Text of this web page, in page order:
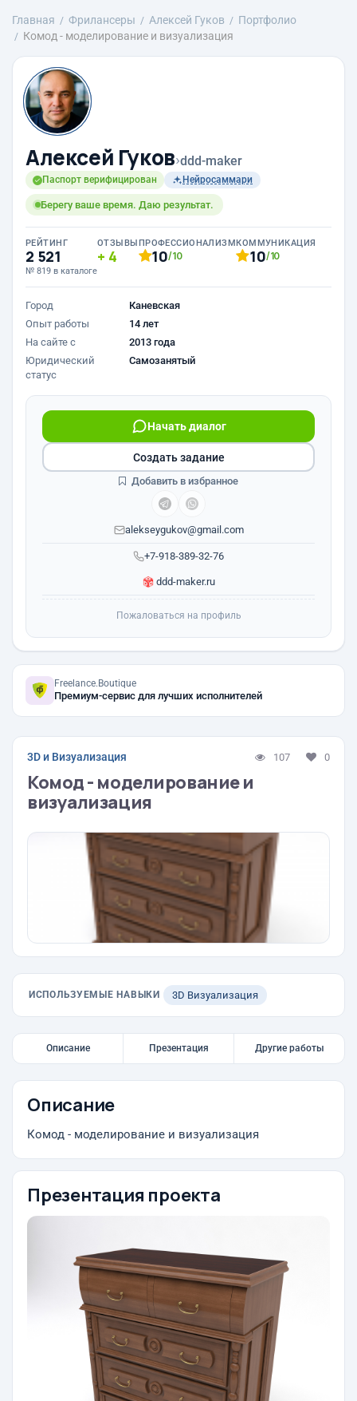
Главная Фрилансеры Алексей Гуков
Портфолио
Комод - моделирование и визуализация
Алексей Гуков›ddd-maker
Паспорт верифицирован Нейросаммари
Берегу ваше время. Даю результат.
РЕЙТИНГ
2 521
№ 819 в каталоге
ОТЗЫВЫ
4
ПРОФЕССИОНАЛИЗМ
10/10
КОММУНИКАЦИЯ
10/10
Город
Каневская
Опыт работы
14 лет
На сайте с
2013 года
Юридический
статус
Самозанятый
+7-918-389-32-76
Начать диалог
alekseygukov@gmail.com
ddd-maker.ru
Создать задание
Добавить в избранное
Пожаловаться на профиль
Freelance.Boutique
Премиум-сервис для лучших исполнителей
3D и Визуализация 107 0
Комод - моделирование и
визуализация
ИСПОЛЬЗУЕМЫЕ НАВЫКИ 3D Визуализация
Описание Презентация Другие работы
Описание
Комод - моделирование и визуализация
Презентация проекта